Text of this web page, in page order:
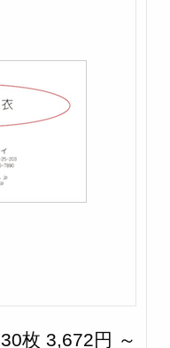
30枚 3,672円 ～